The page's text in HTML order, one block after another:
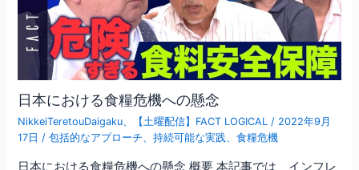
日本における食糧危機への懸念
NikkeiTeretouDaigaku、 【土曜配信】FACT LOGICAL / 2022年9月
17日 /包括的なアプローチ、持続可能な実践、食糧危機
日本における食糧危機への懸念 概要 本記事では、インフレ